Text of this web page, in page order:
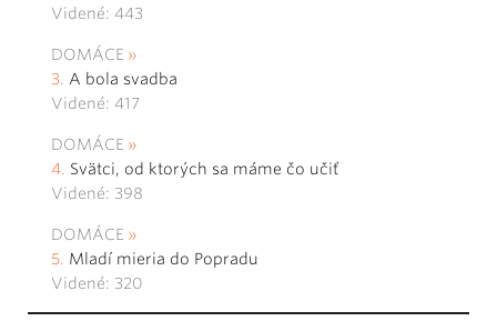
Videné: 443
DOMÁCE
A bola svadba
Videné: 417
DOMÁCE
Svätci, od ktorých sa máme čo učiť
Videné: 398
DOMÁCE
Mladí mieria do Popradu
Videné: 320